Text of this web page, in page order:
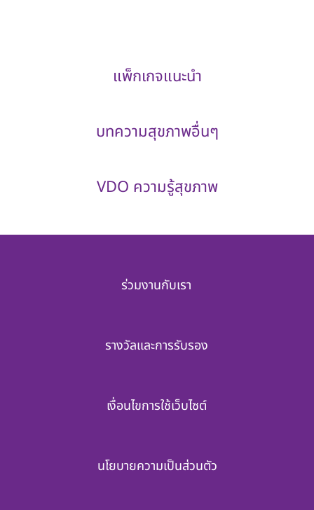
แพ็กเกจแนะนำ
บทความสุขภาพอื่นๆ
VDO ความรู้สุขภาพ
ร่วมงานกับเรา
รางวัลและการรับรอง
เงื่อนไขการใช้เว็บไซต์
นโยบายความเป็นส่วนตัว